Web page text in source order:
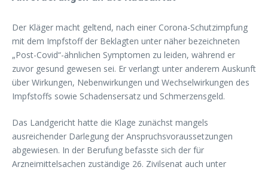
Der Kläger macht geltend, nach einer Corona-Schutzimpfung
mit dem Impfstoff der Beklagten unter näher bezeichneten
„Post-Covid“-ähnlichen Symptomen zu leiden, während er
zuvor gesund gewesen sei. Er verlangt unter anderem Auskunft
über Wirkungen, Nebenwirkungen und Wechselwirkungen des
Impfstoffs sowie Schadensersatz und Schmerzensgeld.
Das Landgericht hatte die Klage zunächst mangels
ausreichender Darlegung der Anspruchsvoraussetzungen
abgewiesen. In der Berufung befasste sich der für
Arzneimittelsachen zuständige 26. Zivilsenat auch unter